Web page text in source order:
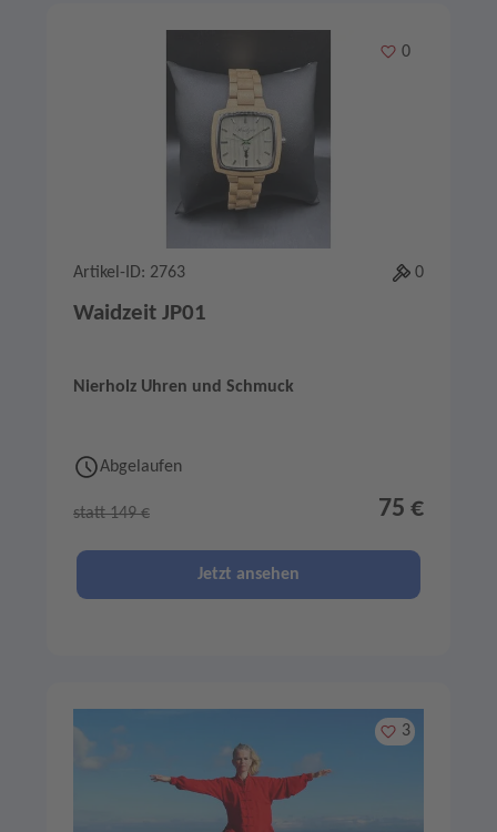
Merken
0
Artikel-ID: 2763 0
Waidzeit JP01
Nierholz Uhren und Schmuck
Abgelaufen
statt 149 € 75 €
Jetzt ansehen
Merken
3